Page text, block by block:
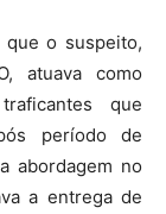
que o suspeito,
atuava como
que
período de
abordagem no
a entrega de